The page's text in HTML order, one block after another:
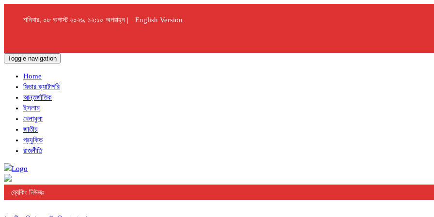
শনিবার, ০৮ অগাস্ট ২০২৬, ১২:১০ অপরাহ্ন | English Version
Toggle navigation
Home
ফিচার ক্যাটাগরি
আন্তর্জাতিক
ইসলাম
খেলাধুলা
জাতীয়
প্রযুক্তি
রাজনীতি
ব্রেকিং নিউজঃ